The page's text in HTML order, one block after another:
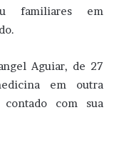
familiares em
Aguiar, de 27
em outra
com sua